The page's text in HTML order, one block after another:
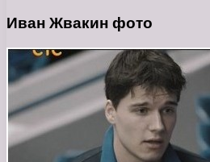
Иван Жвакин фото